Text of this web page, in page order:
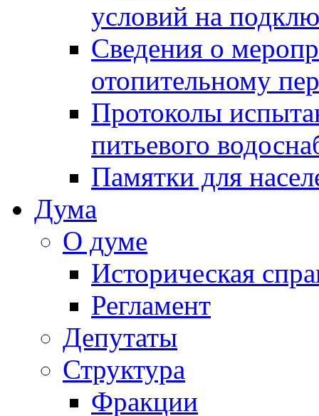
условий на
Сведения о
отопительному
Протоколы
питьевого
Памятки для
Дума
О думе
Историческая
Регламент
Депутаты
Структура
Фракции